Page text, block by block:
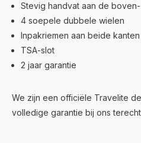
Stevig handvat aan de
4 soepele dubbele wielen
Inpakriemen aan beide kanten
TSA-slot
2 jaar garantie
We zijn een officiële Travelite
volledige garantie bij ons